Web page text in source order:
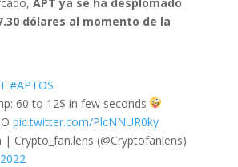
dólares al momento de la
#APTOS
60 to 12$ in few seconds
pic.twitter.com/PlcNNUR0ky
Crypto_fan.lens (@Cryptofanlens)